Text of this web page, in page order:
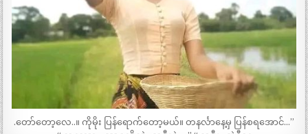
.တော်တော့လေ..။ ကိုမိုး ပြန်ရောက်တော့မယ်။ တနင်္လာနေ့မှ ပြန်စရအောင်…”